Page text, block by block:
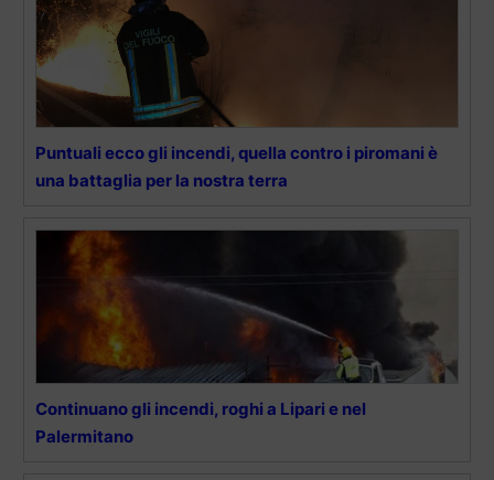
Puntuali ecco gli incendi, quella contro i piromani è
una battaglia per la nostra terra
Continuano gli incendi, roghi a Lipari e nel
Palermitano